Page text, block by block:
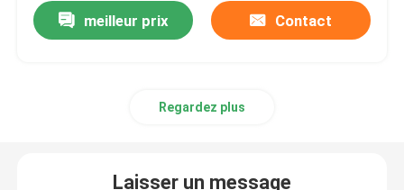
A propos de nous
meilleur prix Contact
Regardez plus
Laisser un message